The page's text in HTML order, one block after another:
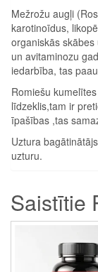
Mežrožu augļi
karotinoīdus,
organiskās
un avitaminozu
iedarbība, tas
Romiešu
līdzeklis,tam ir
īpašības ,tas
Uztura
uzturu.
Saistītie